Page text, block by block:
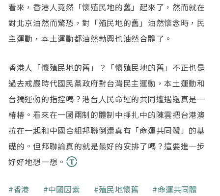
看來，香港人竟然「懷殖民地的舊」起來了，然而就在
對北京油然而驚恐，對「殖民地的舊」油然懷念時，民
主運動，本土運動都油然勃興也油然合體了。
香港人「懷殖民地的舊」？「懷殖民地的舊」不正也是
過去戒嚴時代國民黨政府對台灣民主運動，本土運動和
台獨運動的指控嗎？港台人民命運的共同遭遇還真是一
椿椿。看來在一國兩制的體制中掙扎中的陳雲把台港澳
拉在一起和中國合組邦聯倒還真有「命運共同體」的基
礎的。但邦聯論真的就是最好的安排了嗎？這要進一步
好好地想一想。
關鍵字
香港 中國因素 殖民地懷舊
命運共同體